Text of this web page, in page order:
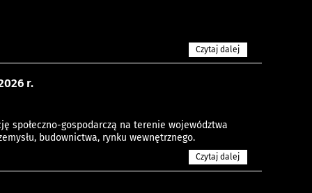
Czytaj dalej
r.
społeczno-gospodarczą na terenie województwa
budownictwa, rynku wewnętrznego.
Czytaj dalej